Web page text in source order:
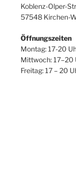
Koblenz-Olper-
57548 Kirchen-
Öffnungszeiten
Montag: 17-20
Mittwoch: 17–20
Freitag: 17 – 20